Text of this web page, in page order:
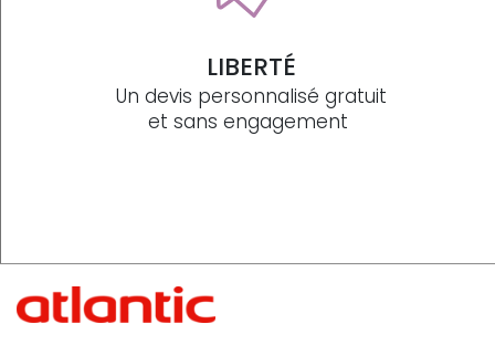
LIBERTÉ
Un devis personnalisé gratuit
et sans engagement